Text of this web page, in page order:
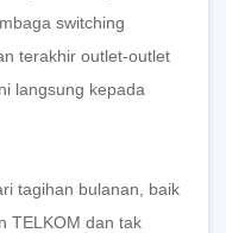
switching
terakhir outlet-outlet
langsung kepada
tagihan bulanan, baik
TELKOM dan tak